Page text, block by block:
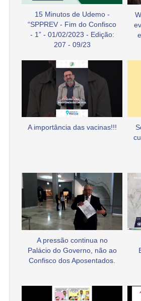
15 Minutos de Udemo -
“SPPREV - Fim do Confisco
- 1” - 01/02/2023 - Edição:
207 - 09/23
A importância das vacinas!!!
A pressão continua no
Palácio do Governo, não ao
Confisco dos Aposentados.